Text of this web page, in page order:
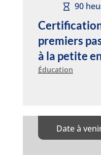
90
premiers
à la petite
Éducation
Date à